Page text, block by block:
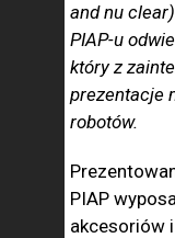
and nu
PIAP-u
który z
prezentacje
robotów.
PIAP
akcesoriów